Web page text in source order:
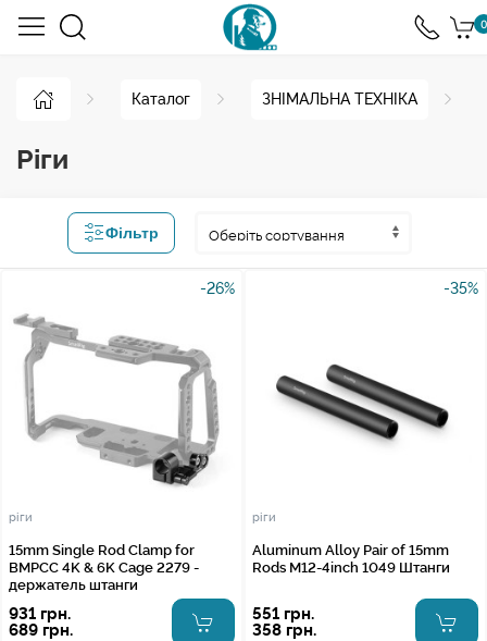
0
Каталог ЗНІМАЛЬНА ТЕХНІКА
Ріги
Фільтр
-26%
ріги
15mm Single Rod Clamp for
BMPCC 4K & 6K Cage 2279 -
держатель штанги
931 грн.
689 грн.
-35%
ріги
Aluminum Alloy Pair of 15mm
Rods M12-4inch 1049 Штанги
551 грн.
358 грн.